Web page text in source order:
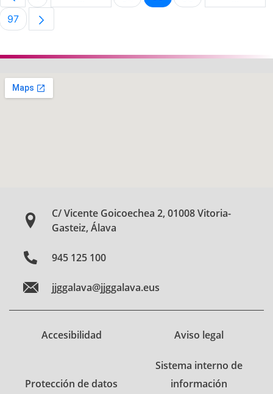
Página
97
C/ Vicente Goicoechea 2, 01008 Vitoria-
Gasteiz, Álava
945 125 100
jjggalava@jjggalava.eus
Accesibilidad Aviso legal
Protección de datos
Sistema interno de
información